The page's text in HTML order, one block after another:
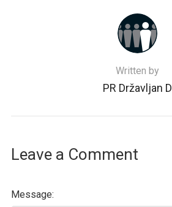
Written by
PR Državljan D
Leave a Comment
Message: